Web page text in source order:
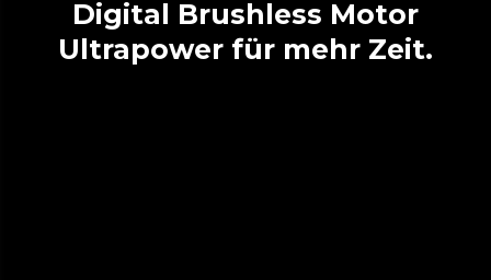
Digital Brushless Motor
Ultrapower für mehr Zeit.